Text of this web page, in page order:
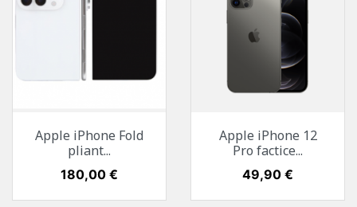
Apple iPhone Fold
pliant...
Prix
180,00 €
Apple iPhone 12
Pro factice...
Prix
49,90 €